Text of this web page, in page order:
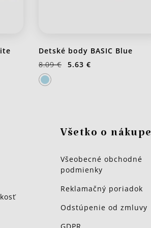
Detské body BASIC Blue
8.09 €
5.63 €
Všetko o nákupe
Všeobecné obchodné
podmienky
Reklamačný poriadok
Odstúpenie od zmluvy